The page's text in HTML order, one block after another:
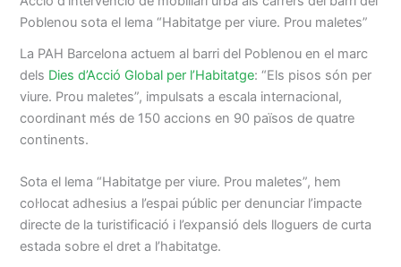
Poblenou sota el lema “Habitatge per viure. Prou maletes”
La PAH Barcelona actuem al barri del Poblenou en el marc
dels Dies d’Acció Global per l’Habitatge: “Els pisos són per
viure. Prou maletes”, impulsats a escala internacional,
coordinant més de 150 accions en 90 països de quatre
continents.
Sota el lema “Habitatge per viure. Prou maletes”, hem
col·locat adhesius a l’espai públic per denunciar l’impacte
directe de la turistificació i l’expansió dels lloguers de curta
estada sobre el dret a l’habitatge.